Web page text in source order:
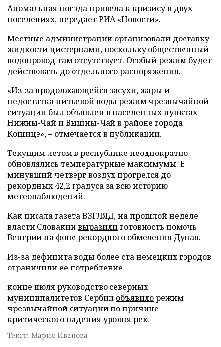
Аномальная погода привела к кризису в двух
поселениях, передаетРИА «Новости».
Местные администрации организовали доставку
жидкости цистернами, поскольку общественный
водопровод там отсутствует. Особый режим будет
действовать до отдельного распоряжения.
«Из-за продолжающейся засухи, жары и
недостатка питьевой воды режим чрезвычайной
ситуации был объявлен в населенных пунктах
Нижны-Чай и Вышны-Чай в районе города
Кошице», – отмечается в публикации.
Текущим летом в республике неоднократно
обновлялись температурные максимумы. В
минувший четверг воздух прогрелся до
рекордных 42,2 градуса за всю историю
метеонаблюдений.
Как писала газета ВЗГЛЯД, на прошлой неделе
власти Словакиивыразилиготовность помочь
Венгрии на фоне рекордного обмеления Дуная.
Из-за дефицита воды более ста немецких городов
ограничили ее потребление.
конце июля руководство северных
муниципалитетов Сербии объявилорежим
чрезвычайной ситуации по причине
критического падения уровня рек.
Текст: Мария Иванова